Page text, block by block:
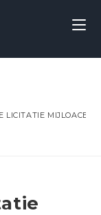
LICITATIE MIJLOACE